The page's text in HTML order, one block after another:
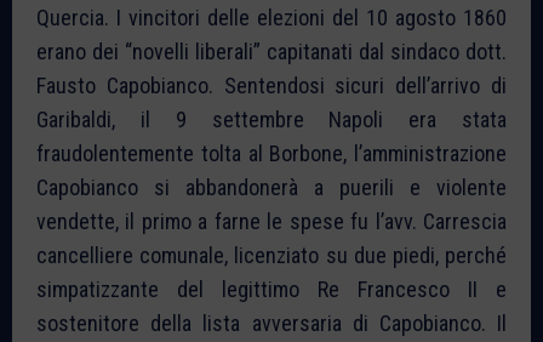
Quercia. I vincitori delle elezioni del 10 agosto 1860
erano dei “novelli liberali” capitanati dal sindaco dott.
Fausto Capobianco. Sentendosi sicuri dell’arrivo di
Garibaldi, il 9 settembre Napoli era stata
fraudolentemente tolta al Borbone, l’amministrazione
Capobianco si abbandonerà a puerili e violente
vendette, il primo a farne le spese fu l’avv. Carrescia
cancelliere comunale, licenziato su due piedi, perché
simpatizzante del legittimo Re Francesco II e
sostenitore della lista avversaria di Capobianco. Il